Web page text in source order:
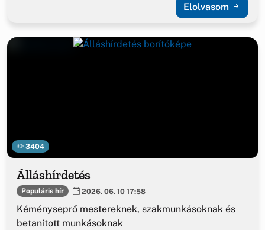
Elolvasom
3404
Álláshírdetés
Populáris hír 2026. 06. 10 17:58
Kéményseprő mestereknek, szakmunkásoknak és
betanított munkásoknak